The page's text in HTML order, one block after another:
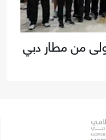
من مطار دبي